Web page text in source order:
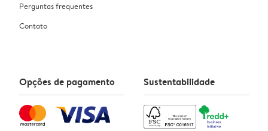
Perguntas frequentes
Contato
Opções de pagamento Sustentabilidade